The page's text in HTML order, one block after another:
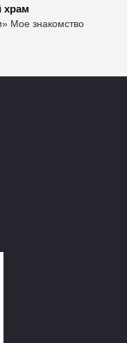
храм
Мое знакомство